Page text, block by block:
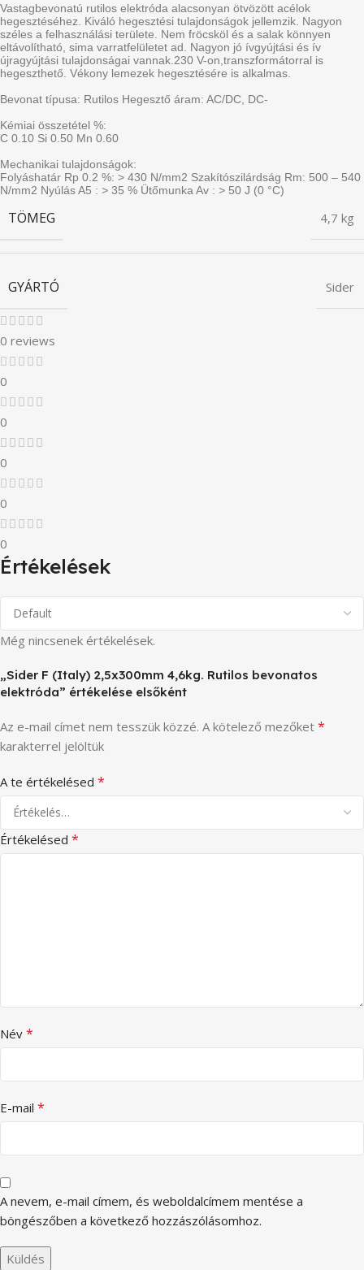
Vastagbevonatú rutilos elektróda alacsonyan ötvözött acélok
hegesztéséhez. Kiváló hegesztési tulajdonságok jellemzik. Nagyon
széles a felhasználási területe. Nem fröcsköl és a salak könnyen
eltávolítható, sima varratfelületet ad. Nagyon jó ívgyújtási és ív
újragyújtási tulajdonságai vannak.230 V-on,transzformátorral is
hegeszthető. Vékony lemezek hegesztésére is alkalmas.
Bevonat típusa: Rutilos Hegesztő áram: AC/DC, DC-
Kémiai összetétel %:
C 0.10 Si 0.50 Mn 0.60
Mechanikai tulajdonságok:
Folyáshatár Rp 0.2 %: > 430 N/mm2 Szakítószilárdság Rm: 500 – 540
N/mm2 Nyúlás A5 : > 35 % Ütőmunka Av : > 50 J (0 °C)
TÖMEG 4,7 kg
GYÁRTÓ Sider
0 reviews
0
0
0
0
0
Értékelések
Még nincsenek értékelések.
„Sider F (Italy) 2,5x300mm 4,6kg. Rutilos bevonatos
elektróda” értékelése elsőként
Az e-mail címet nem tesszük közzé. A kötelező mezőket *
karakterrel jelöltük
A te értékelésed *
Értékelésed *
Név *
E-mail *
A nevem, e-mail címem, és weboldalcímem mentése a
böngészőben a következő hozzászólásomhoz.